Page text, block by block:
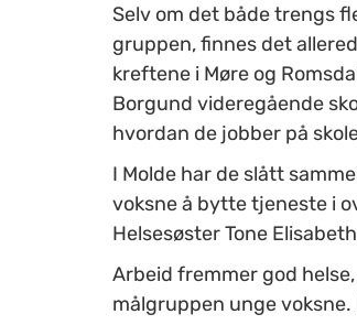
Selv om det både trengs
gruppen, finnes det
kreftene i Møre og
Borgund videregående
hvordan de jobber på
I Molde har de slått
voksne å bytte tjeneste i
Helsesøster Tone
Arbeid fremmer god
målgruppen unge